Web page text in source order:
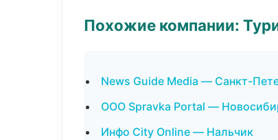
Похожие компании:
News Guide Media — Санкт-
ООО Spravka Portal —
Инфо City Online — Нальчик